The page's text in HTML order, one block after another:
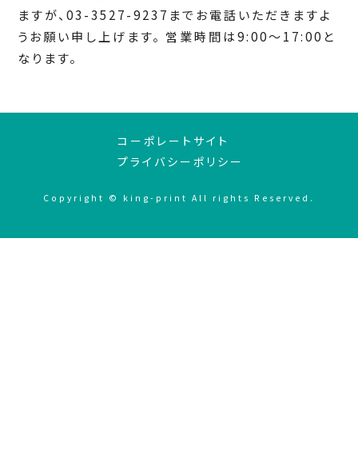
ますが、03-3527-9237までお電話いただきますよ
うお願い申し上げます。 営業時間は9:00～17:00と
なります。
コーポレートサイト
プライバシーポリシー
Copyright © king-print All rights Reserved.